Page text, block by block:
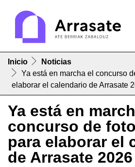
Inicio
Noticias
Ya está en marcha el concurso
elaborar el calendario de Arrasate
Ya está en
concurso de
para elaborar el
de Arrasate 2026